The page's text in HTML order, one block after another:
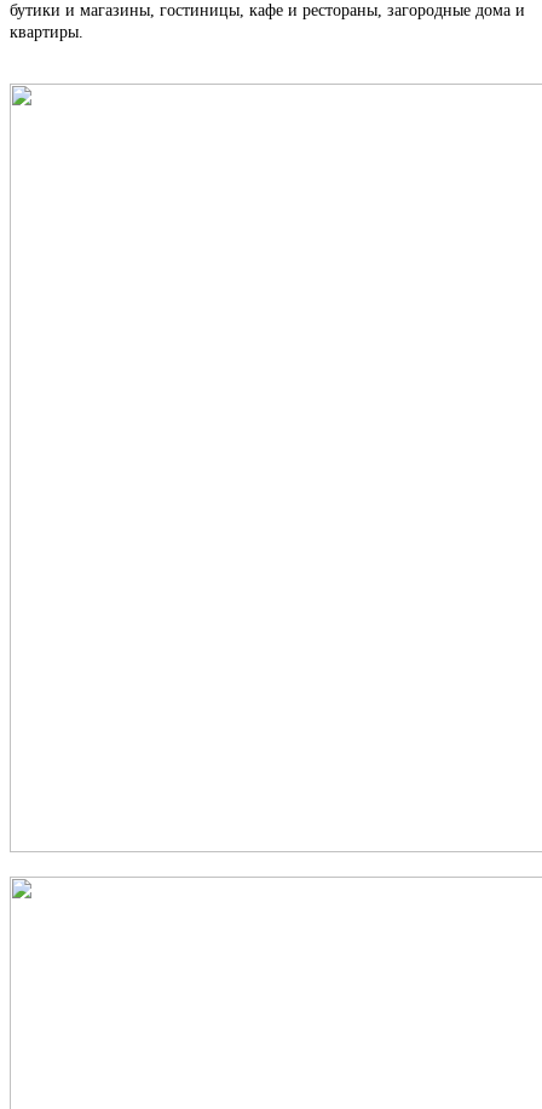
бутики и магазины, гостиницы, кафе и рестораны, загородные дома и
квартиры.